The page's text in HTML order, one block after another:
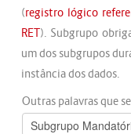
(registro lógico
RET). Subgrupo
um dos subgrupos
instância dos dados.
Outras palavras que